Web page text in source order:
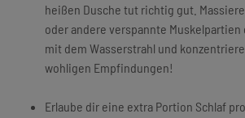
heißen Dusche tut richtig gut.
oder andere verspannte
mit dem Wasserstrahl und
wohligen Empfindungen!
Erlaube dir eine extra Portion Schlaf